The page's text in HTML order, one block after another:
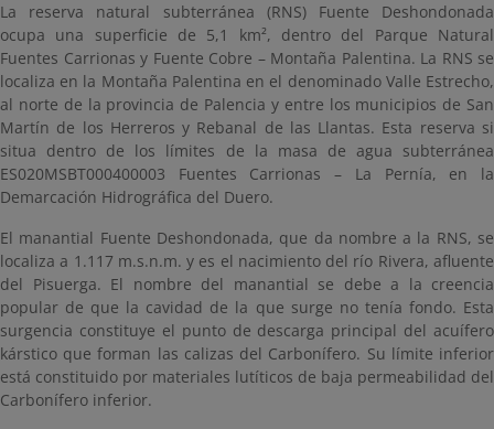
La reserva natural subterránea (RNS) Fuente Deshondonada
ocupa una superficie de 5,1 km², dentro del Parque Natural
Fuentes Carrionas y Fuente Cobre – Montaña Palentina. La RNS se
localiza en la Montaña Palentina en el denominado Valle Estrecho,
al norte de la provincia de Palencia y entre los municipios de San
Martín de los Herreros y Rebanal de las Llantas. Esta reserva si
situa dentro de los límites de la masa de agua subterránea
ES020MSBT000400003 Fuentes Carrionas – La Pernía, en la
Demarcación Hidrográfica del Duero.
El manantial Fuente Deshondonada, que da nombre a la RNS, se
localiza a 1.117 m.s.n.m. y es el nacimiento del río Rivera, afluente
del Pisuerga. El nombre del manantial se debe a la creencia
popular de que la cavidad de la que surge no tenía fondo. Esta
surgencia constituye el punto de descarga principal del acuífero
kárstico que forman las calizas del Carbonífero. Su límite inferior
está constituido por materiales lutíticos de baja permeabilidad del
Carbonífero inferior.